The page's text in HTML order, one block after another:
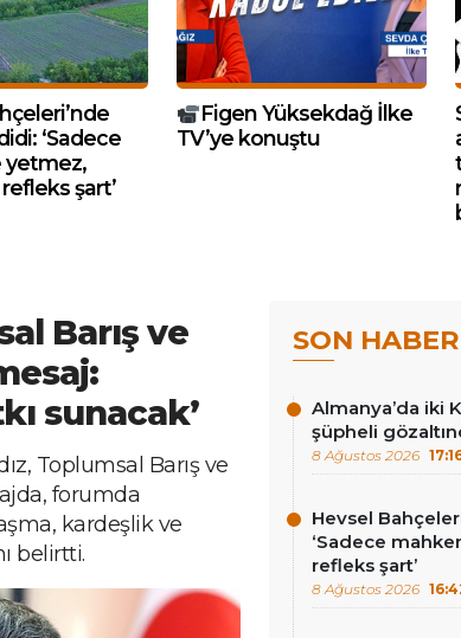
‘Sadece
yetmez,
şart’
Figen Yüksekdağ İlke
TV’ye konuştu
Barış ve
sunacak’
Toplumsal Barış ve
forumda
kardeşlik ve
belirtti.
SON
Almanya’da iki
şüpheli
8 Ağustos 2026
Hevsel
‘Sadece
refleks şart’
8 Ağustos 2026